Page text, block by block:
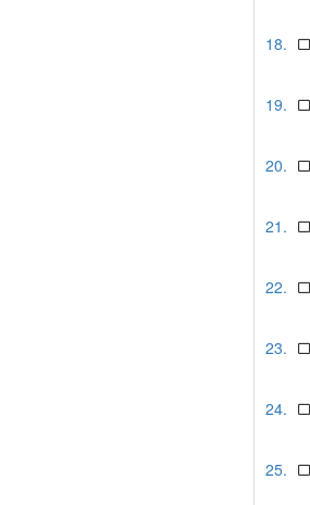
18.
19.
20.
21.
22.
23.
24.
25.